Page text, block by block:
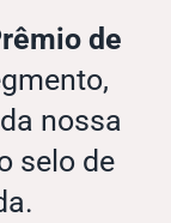
de
nossa
selo de